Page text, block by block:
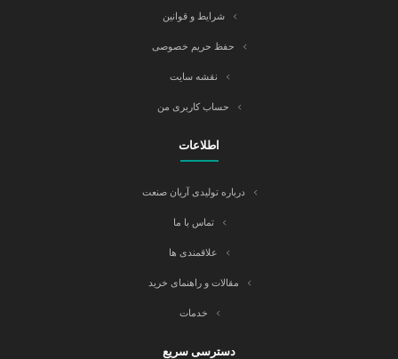
شرایط و قوانین
حفظ حریم خصوصی
نقشه سایت
حساب کاربری من
اطلاعات
درباره تولیدی آریان صنعت
تماس با ما
علاقمندی ها
مقالات و راهنمای خرید
خدمات
دسترسی سریع